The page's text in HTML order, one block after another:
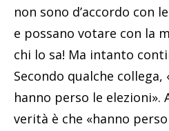
non sono d’accordo con
e possano votare con la
chi lo sa! Ma intanto
Secondo qualche
hanno perso le elezioni».
verità è che «hanno